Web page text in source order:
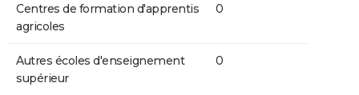
Centres de formation d'apprentis
agricoles
0
Autres écoles d'enseignement
supérieur
0